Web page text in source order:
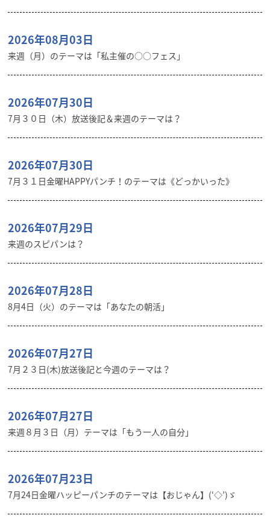
2026年08月03日
来週（月）のテーマは「私主催の○○フェス」
2026年07月30日
7月３０日（木）放送後記＆来週のテーマは？
2026年07月30日
7月３１日金曜HAPPYパンチ！のテーマは《どっかいった》
2026年07月29日
来週のスピパンは？
2026年07月28日
8月4日（火）のテーマは「あなたの朝活」
2026年07月27日
7月２３日(木)放送後記と今週のテーマは？
2026年07月27日
来週８月３日（月）テーマは「もう一人の自分」
2026年07月23日
7月24日金曜ハッピーパンチのテーマは【おじゃん】(‘◇’)ゞ